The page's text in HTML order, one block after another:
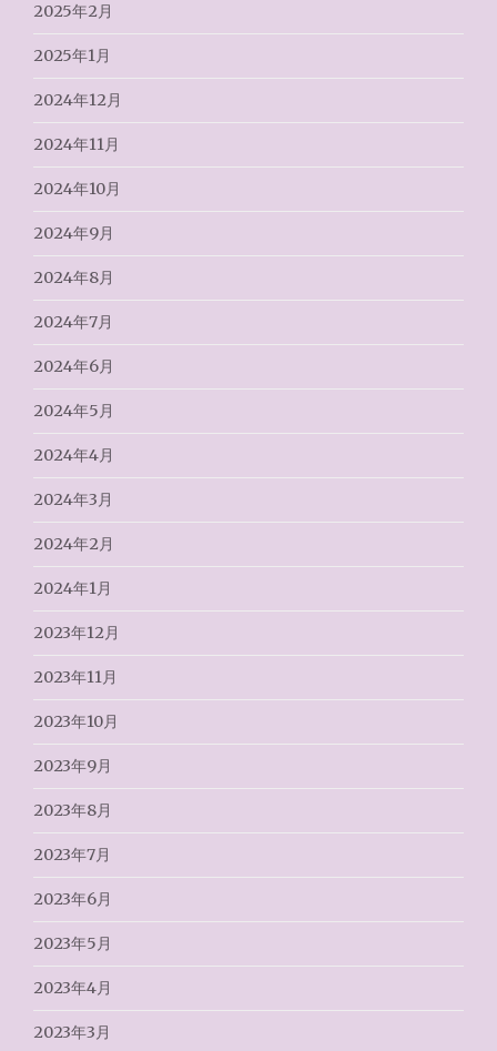
2025年2月
2025年1月
2024年12月
2024年11月
2024年10月
2024年9月
2024年8月
2024年7月
2024年6月
2024年5月
2024年4月
2024年3月
2024年2月
2024年1月
2023年12月
2023年11月
2023年10月
2023年9月
2023年8月
2023年7月
2023年6月
2023年5月
2023年4月
2023年3月